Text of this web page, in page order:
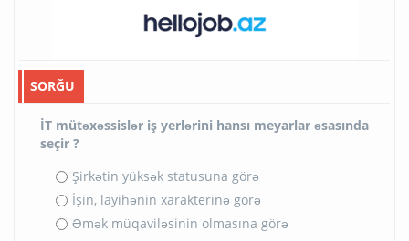
SORĞU
İT mütəxəssislər iş yerlərini hansı meyarlar əsasında
seçir ?
Şirkətin yüksək statusuna görə
İşin, layihənin xarakterinə görə
Əmək müqaviləsinin olmasına görə